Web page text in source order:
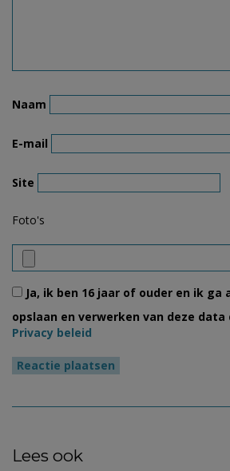
Naam
E-mail
Site
Foto's
Ja, ik ben 16 jaar of ouder en ik
opslaan en verwerken van deze data
Privacy beleid
Lees ook